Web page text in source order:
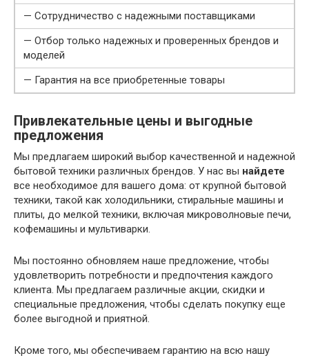
— Сотрудничество с надежными поставщиками
— Отбор только надежных и проверенных брендов и
моделей
— Гарантия на все приобретенные товары
Привлекательные цены и выгодные
предложения
Мы предлагаем широкий выбор качественной и надежной
бытовой техники различных брендов. У нас вы найдете
все необходимое для вашего дома: от крупной бытовой
техники, такой как холодильники, стиральные машины и
плиты, до мелкой техники, включая микроволновые печи,
кофемашины и мультиварки.
Мы постоянно обновляем наше предложение, чтобы
удовлетворить потребности и предпочтения каждого
клиента. Мы предлагаем различные акции, скидки и
специальные предложения, чтобы сделать покупку еще
более выгодной и приятной.
Кроме того, мы обеспечиваем гарантию на всю нашу